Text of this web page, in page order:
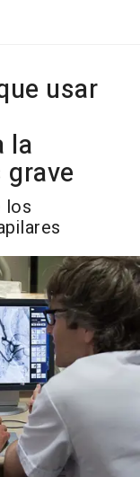
usar
la
los